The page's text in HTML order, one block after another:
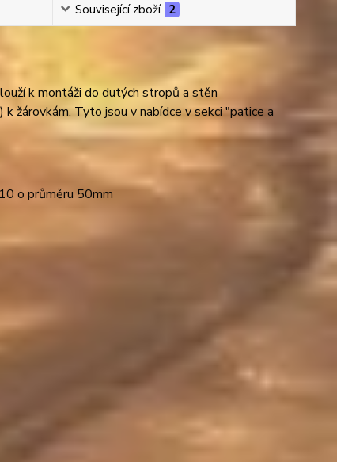
Související zboží 2
k montáži do dutých stropů a stěn
žárovkám. Tyto jsou v nabídce v sekci "patice a
o průměru 50mm